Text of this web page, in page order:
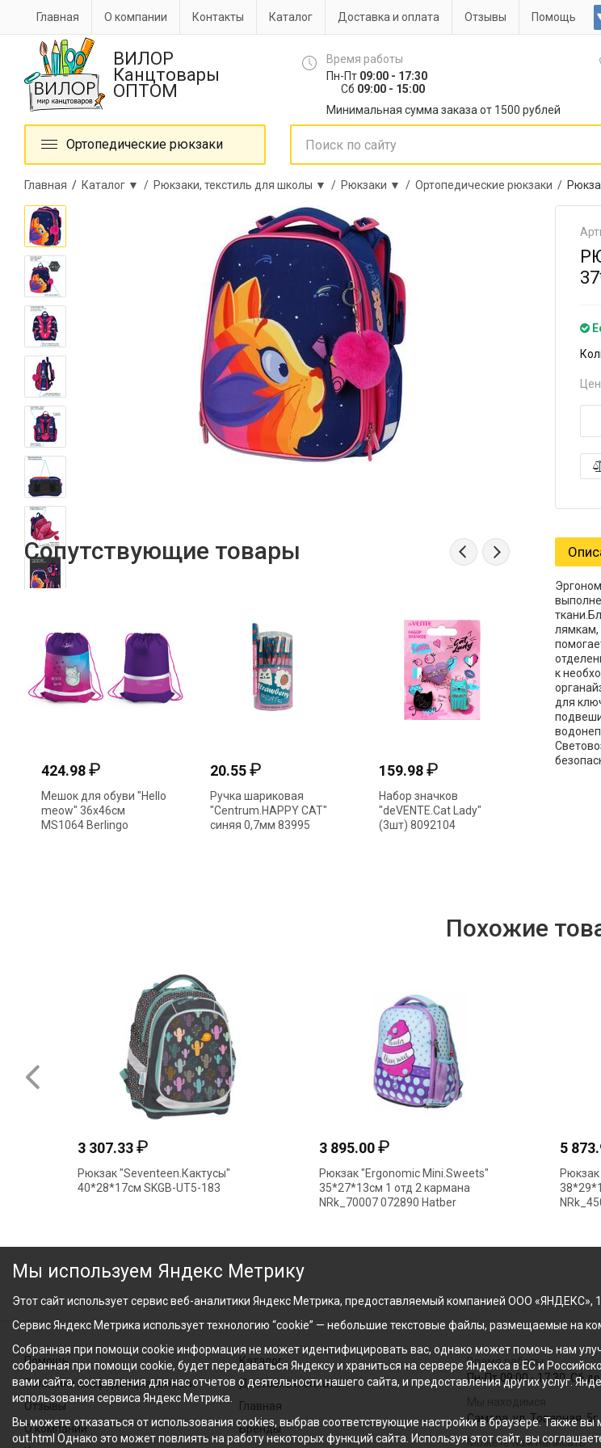
Главная О компании Контакты Каталог Доставка и оплата Отзывы Помощь
ВИЛОР
Канцтовары
ОПТОМ
Время работы
Пн-Пт 09:00 - 17:30
Сб 09:00 - 15:00
Минимальная сумма заказа от 1500 рублей
Ортопедические рюкзаки
Главная / Каталог ▼ / Рюкзаки, текстиль для школы ▼ / Рюкзаки ▼ / Ортопедические рюкзаки /
Сопутствующие товары
424.98₽
Мешок для обуви "Hello
meow" 36х46см
MS1064 Berlingo
20.55₽
Ручка шариковая
"Centrum.HAPPY CAT"
синяя 0,7мм 83995
159.98₽
Набор значков
"deVENTE.Cat Lady"
(3шт) 8092104
₽
лямкам,
к
для
Похожие
3 307.33₽
Рюкзак "Seventeen.Кактусы"
40*28*17см SKGB-UT5-183
3 895.00₽
Рюкзак "Ergonomic Mini.Sweets"
35*27*13см 1 отд 2 кармана
NRk_70007 072890 Hatber
5
Помощь
Политика конфиденциальности
Отзывы
О компании
Каталог
Доставка и оплата
Главная
Бренды
Время работы
Пн-Пт 09:00 - 17:30, Сб
Самара, ул. Товарная, 5г
Можете нам написать
Мы используем Яндекс Метрику
Этот сайт использует сервис веб-аналитики Яндекс Метрика, предоставляемый компанией ООО «ЯНДЕКС»,
Сервис Яндекс Метрика использует технологию “cookie” — небольшие текстовые файлы, размещаемые на
Собранная при помощи cookie информация не может идентифицировать вас, однако может помочь нам
собранная при помощи cookie, будет передаваться Яндексу и храниться на сервере Яндекса в ЕС и
вами сайта, составления для нас отчетов о деятельности нашего сайта, и предоставления других услуг.
использования сервиса Яндекс Метрика.
Вы можете отказаться от использования cookies, выбрав соответствующие настройки в браузере.
out.html Однако это может повлиять на работу некоторых функций сайта. Используя этот сайт, вы